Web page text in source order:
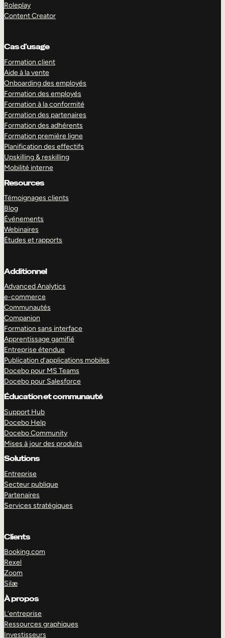
Roleplay
Content Creator
Cas d’usage
Formation client
Aide à la vente
Onboarding des employés
Formation des employés
Formation à la conformité
Formation des partenaires
Formation des adhérents
Formation première ligne
Planification des effectifs
Upskilling & reskilling
Mobilité interne
Resources
Témoignages clients
Blog
Événements
Webinaires
Études et rapports
Additionnel
Advanced Analytics
e-commerce
Communautés
Companion
Formation sans interface
Apprentissage gamifié
Entreprise étendue
Publication d’applications mobiles
Docebo pour MS Teams
Docebo pour Salesforce
Éducation et communauté
Support Hub
Docebo Help
Docebo Community
Mises à jour des produits
Solutions
Entreprise
Secteur publique
Partenaires
Services stratégiques
Clients
Booking.com
Rexel
Zoom
Silæ
À propos
L’entreprise
Ressources graphiques
Investisseurs